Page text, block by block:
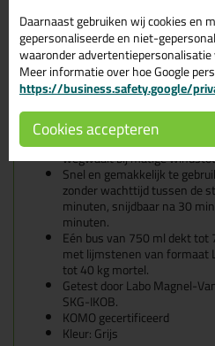
bouwsteen), silicaatsteen
Kenmerken van de
Construct NBS
Met Rectavit Easy Fix
aantal steenlagen per dag
Het windproof lijmschuim
wegwaait bij matige
Snel en gemakkelijk te
zonder wachttijd tussen de
minuten, snijdbaar na 30
minuten.
Eén bus van 750 ml dekt tot
met lijmstenen van formaat
tot 40 kg mortel.
Getest door Labo Magnel-
SKG-IKOB.
KOMO gecertificeerd
Kleur: Grijs
Daarnaast gebruiken wij cookies en
gepersonaliseerde en niet-
waaronder advertentiepersonalisatie
Meer informatie over hoe Google
https://business.safety.google/
Cookies accepteren